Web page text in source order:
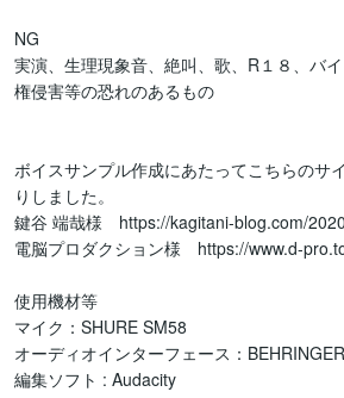
NG
実演、生理現象音、絶叫、歌、R１８、バ
権侵害等の恐れのあるもの
ボイスサンプル作成にあたってこちらのサ
りしました。
鍵谷 端哉様　https://kagitani-blog.com/
電脳プロダクション様　https://www.d-
使用機材等
マイク：SHURE SM58
オーディオインターフェース：
編集ソフト : Audacity